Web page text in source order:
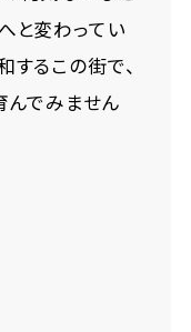
と変わってい
するこの街で、
んでみません